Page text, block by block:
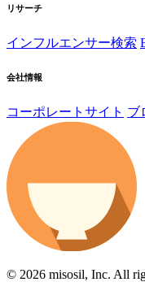
リサーチ
インフルエンサー検索
会社情報
コーポレートサイト ブ
© 2026 misosil, Inc. All